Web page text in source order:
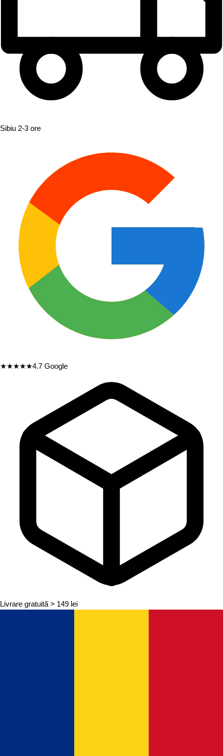
Sibiu 2-3 ore
★★★★★4.7 Google
Livrare gratuită > 149 lei